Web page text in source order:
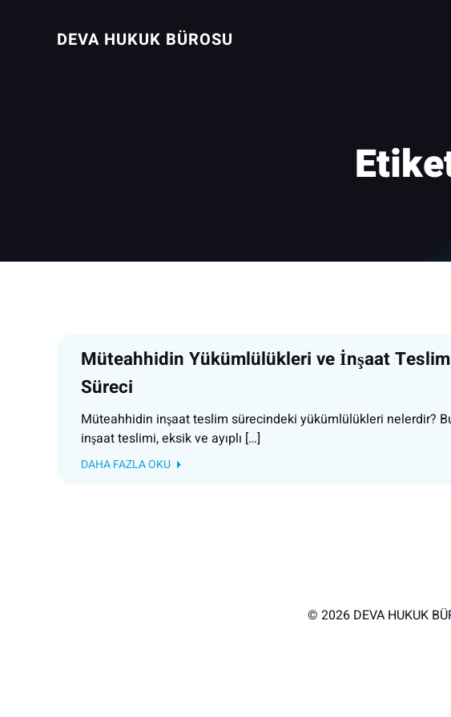
DEVA HUKUK BÜROSU
Müteahhidin Yükümlülükleri ve İnşaat Teslim
Süreci
Müteahhidin inşaat teslim sürecindeki yükümlülükleri nelerdir?
inşaat teslimi, eksik ve ayıplı […]
DAHA FAZLA OKU
© 2026 DEVA HUKUK